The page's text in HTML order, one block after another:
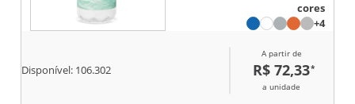
cores
+4
Disponível: 106.302
A partir de
R$ 72,33*
a unidade